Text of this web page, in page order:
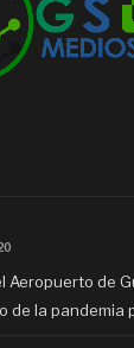
Aeropuerto de
de la pandemia